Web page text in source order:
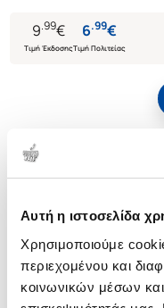
Αυτή η ιστοσελίδα
Χρησιμοποιούμε
περιεχομένου και
κοινωνικών μέσων
9.99€
Τιμή Έκδοσης
6.99€
Τιμή Πολιτείας